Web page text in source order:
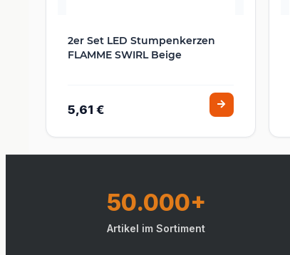
2er Set LED Stumpenkerzen
FLAMME SWIRL Beige
5,61 €
50.000+
Artikel im Sortiment